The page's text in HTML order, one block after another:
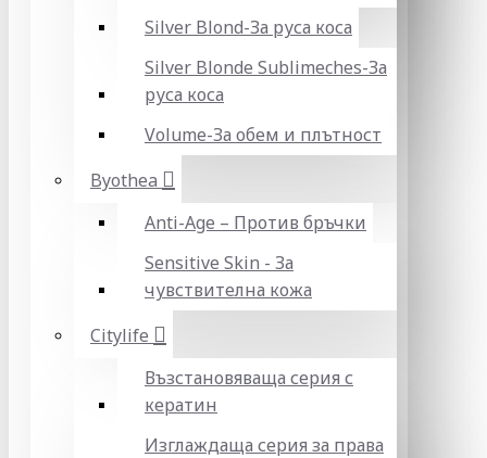
Silver Blond-За руса коса
Silver Blonde Sublіmeches-За
руса коса
Volume-За обем и плътност
Byothea
Anti-Age – Против бръчки
Sensitive Skin - За
чувствителна кожа
Citylife
Възстановяваща серия с
кератин
Изглаждаща серия за права